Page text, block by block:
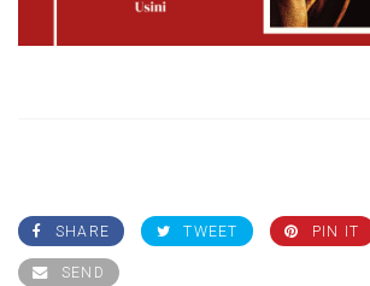
SHARE TWEET PIN IT
SEND